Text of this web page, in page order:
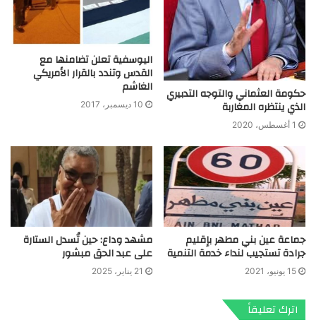
حكومة العثماني والتوجه التدبيري
الذي ينتظره المغاربة
1 أغسطس، 2020
اليوسفية تعلن تضامنها مع
القدس وتندد بالقرار الأمريكي
الغاشم
10 ديسمبر، 2017
جماعة عين بني مطهر بإقليم
جرادة تستجيب لنداء خدمة التنمية
15 يونيو، 2021
مشهد وداع: حين تُسدل الستارة
على عبد الحق مبشور
21 يناير، 2025
اترك تعليقاً